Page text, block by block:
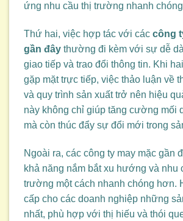
ứng nhu cầu thị trường nhanh
Thứ hai, việc hợp tác với các công
gần đây thường đi kèm với sự dễ
giao tiếp và trao đổi thông tin. Khi
gặp mặt trực tiếp, việc thảo luận về
và quy trình sản xuất trở nên hiệu
này không chỉ giúp tăng cường mối
mà còn thúc đẩy sự đổi mới trong
Ngoài ra, các công ty may mặc gần
khả năng nắm bắt xu hướng và nhu
trường một cách nhanh chóng hơn.
cấp cho các doanh nghiệp những
nhất, phù hợp với thị hiếu và thói